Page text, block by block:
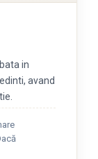
in
avand